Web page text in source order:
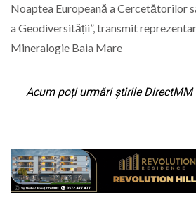
Noaptea Europeană a Cercetătorilor
a Geodiversității”, transmit
Mineralogie Baia Mare
Acum poți urmări știrile DirectMM